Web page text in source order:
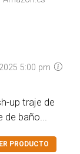
5:00 pm
up traje de
baño...
PRODUCTO